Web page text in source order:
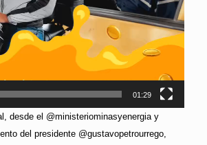
01:29
desde el @ministeriominasyenergia y
del presidente @gustavopetrourrego,